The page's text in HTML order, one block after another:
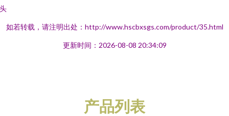
如若转载，请注明出处：http://www.hscbxsgs.com/product/35.html
更新时间：2026-08-08 20:34:09
产品列表